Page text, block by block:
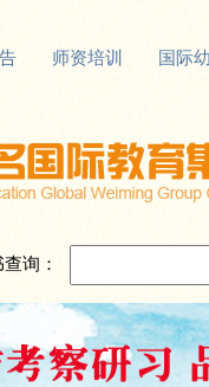
师资培训 国际
询：